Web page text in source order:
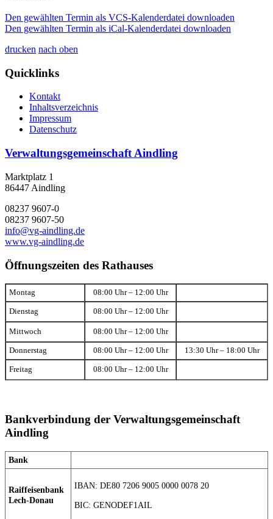
Den gewählten Termin als VCS-Kalenderdatei downloaden
Den gewählten Termin als iCal-Kalenderdatei downloaden
drucken nach oben
Quicklinks
Kontakt
Inhaltsverzeichnis
Impressum
Datenschutz
Verwaltungsgemeinschaft Aindling
Marktplatz 1
86447 Aindling
08237 9607-0
08237 9607-50
info@vg-aindling.de
www.vg-aindling.de
Öffnungszeiten des Rathauses
Montag 08:00 Uhr – 12:00 Uhr
Dienstag 08:00 Uhr – 12:00 Uhr
Mittwoch 08:00 Uhr – 12:00 Uhr
Donnerstag 08:00 Uhr – 12:00 Uhr 13:30 Uhr – 18:00 Uhr
Freitag 08:00 Uhr – 12:00 Uhr
Bankverbindung der Verwaltungsgemeinschaft
Aindling
Bank
Raiffeisenbank
Lech-Donau
IBAN: DE80 7206 9005 0000 0078 20
BIC: GENODEF1AIL